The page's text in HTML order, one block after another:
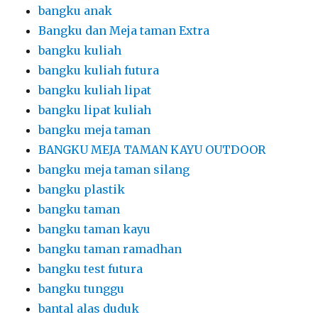
bangku anak
Bangku dan Meja taman Extra
bangku kuliah
bangku kuliah futura
bangku kuliah lipat
bangku lipat kuliah
bangku meja taman
BANGKU MEJA TAMAN KAYU OUTDOOR
bangku meja taman silang
bangku plastik
bangku taman
bangku taman kayu
bangku taman ramadhan
bangku test futura
bangku tunggu
bantal alas duduk